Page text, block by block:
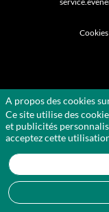
Cookies
A propos des cookies
Ce site utilise des
et publicités
acceptez cette